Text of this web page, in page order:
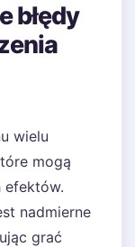
błędy
wielu
mogą
efektów.
nadmierne
grać